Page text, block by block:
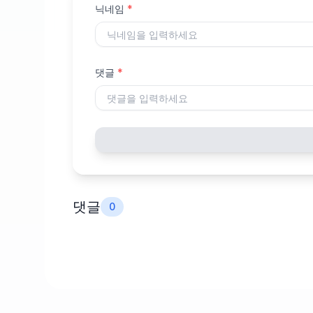
닉네임 *
댓글 *
댓글 0